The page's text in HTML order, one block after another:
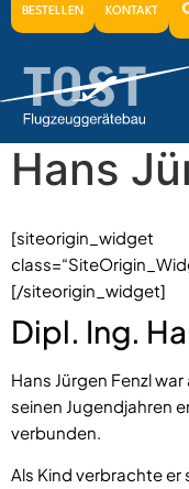
BESTELLEN KONTAKT
0,00€ 0
0,00€ 0
Hans
[siteorigin_widget
[/siteorigin_widget]
Dipl. Ing.
Hans Jürgen Fenzl
seinen Jugendjahren
verbunden.
Als Kind verbrachte